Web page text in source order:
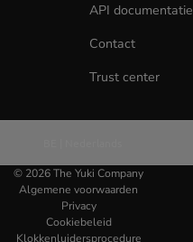
API documentatie
Contact
Trust center
© 2026The Yuki Company
Algemene voorwaarden
Privacy
Cookiebeleid
Klokkenluidersprocedure